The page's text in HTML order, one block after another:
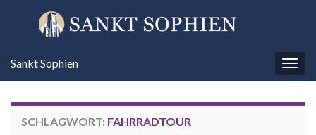
Sankt Sophien
SCHLAGWORT: FAHRRADTOUR